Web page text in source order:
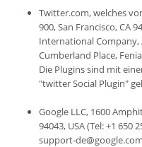
Twitter.com, welches
900, San Francisco, CA
International Company,
Cumberland Place,
Die Plugins sind mit
"twitter Social Plugin"
Google LLC, 1600
94043, USA (Tel: +1 650
support-